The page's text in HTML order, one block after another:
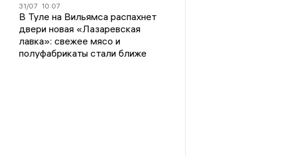
31/07 10:07
В Туле на Вильямса распахнет
двери новая «Лазаревская
лавка»: свежее мясо и
полуфабрикаты стали ближе